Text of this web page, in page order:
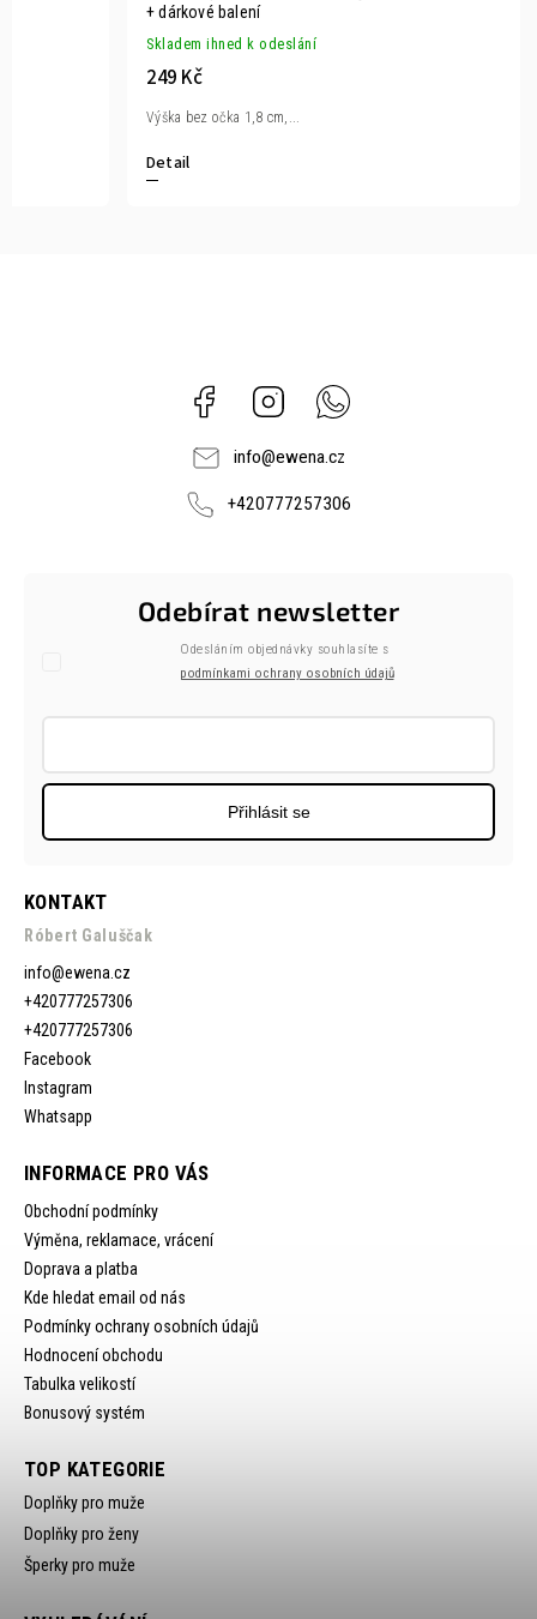
+ dárkové balení
Skladem ihned k odeslání
249 Kč
Detail
Výška bez očka 1,8 cm,...
Facebook Instagram
info@ewena.cz
+420777257306
KONTAKT
Róbert Galuščak
info@ewena.cz
+420777257306
+420777257306
Facebook
Instagram
Whatsapp
INFORMACE PRO VÁS
Obchodní podmínky
Výměna, reklamace, vrácení
Doprava a platba
Kde hledat email od nás
Podmínky ochrany osobních údajů
Hodnocení obchodu
Tabulka velikostí
Bonusový systém
Odebírat newsletter
Odesláním objednávky souhlasíte s
podmínkami ochrany osobních údajů
Přihlásit se
TOP KATEGORIE
Doplňky pro muže
Doplňky pro ženy
Šperky pro muže